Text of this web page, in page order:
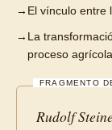
→ El vínculo entre
→ La
proceso agrícola
FRAGMENTO
Rudolf